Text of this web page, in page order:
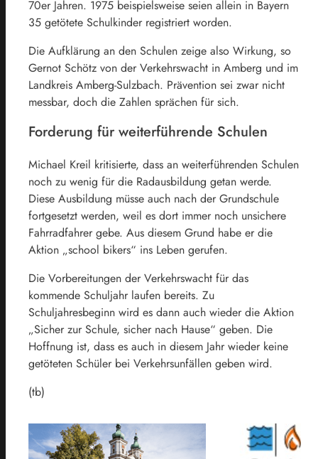
70er Jahren. 1975 beispielsweise seien allein in Bayern
35 getötete Schulkinder registriert worden.
Die Aufklärung an den Schulen zeige also Wirkung, so
Gernot Schötz von der Verkehrswacht in Amberg und im
Landkreis Amberg-Sulzbach. Prävention sei zwar nicht
messbar, doch die Zahlen sprächen für sich.
Forderung für weiterführende Schulen
Michael Kreil kritisierte, dass an weiterführenden Schulen
noch zu wenig für die Radausbildung getan werde.
Diese Ausbildung müsse auch nach der Grundschule
fortgesetzt werden, weil es dort immer noch unsichere
Fahrradfahrer gebe. Aus diesem Grund habe er die
Aktion „school bikers“ ins Leben gerufen.
Die Vorbereitungen der Verkehrswacht für das
kommende Schuljahr laufen bereits. Zu
Schuljahresbeginn wird es dann auch wieder die Aktion
„Sicher zur Schule, sicher nach Hause“ geben. Die
Hoffnung ist, dass es auch in diesem Jahr wieder keine
getöteten Schüler bei Verkehrsunfällen geben wird.
(tb)